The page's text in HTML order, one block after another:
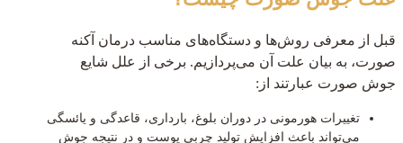
قبل از معرفی روش‌ها و دستگاه‌های مناسب درمان آکنه
صورت، به بیان علت آن می‌پردازیم. برخی از علل شایع
جوش صورت عبارتند از:
تغییرات هورمونی در دوران بلوغ، بارداری، قاعدگی و یائسگی
می‌تواند باعث افزایش تولید چربی پوست و در نتیجه جوش